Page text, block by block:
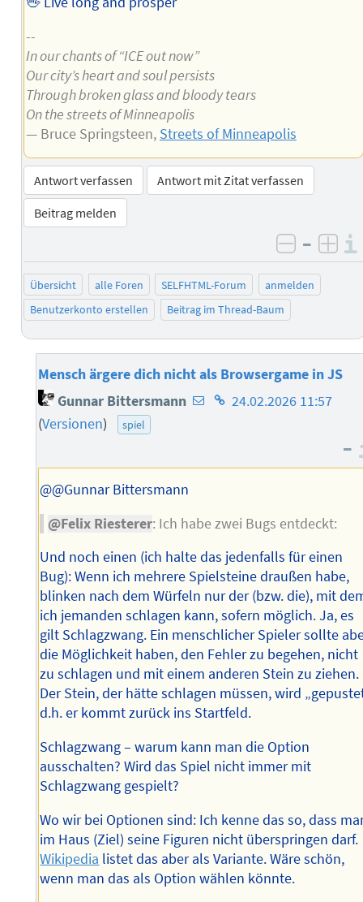
--
In our chants of “ICE out now”
Our city’s heart and soul persists
Through broken glass and bloody tears
On the streets of Minneapolis
— Bruce Springsteen, Streets of Minneapolis
Antwort verfassen
Antwort mit Zitat verfassen
Beitrag melden
negativ
–
Übersicht alle Foren SELFHTML-Forum
anmelden
Benutzerkonto erstellen
Beitrag im Thread-Baum
Mensch ärgere dich nicht als Browsergame in JS
Gunnar Bittersmann E-
des
Homepage
24.02.2026 11:57
(Versionen) spiel
–
@@Gunnar Bittersmann
@Felix Riesterer: Ich habe zwei Bugs entdeckt:
Und noch einen (ich halte das jedenfalls für einen
Bug): Wenn ich mehrere Spielsteine draußen habe,
blinken nach dem Würfeln nur der (bzw. die), mit
ich jemanden schlagen kann, sofern möglich. Ja, es
gilt Schlagzwang. Ein menschlicher Spieler sollte
die Möglichkeit haben, den Fehler zu begehen, nicht
zu schlagen und mit einem anderen Stein zu ziehen.
Der Stein, der hätte schlagen müssen, wird
d.h. er kommt zurück ins Startfeld.
Schlagzwang – warum kann man die Option
ausschalten? Wird das Spiel nicht immer mit
Schlagzwang gespielt?
Wo wir bei Optionen sind: Ich kenne das so, dass
im Haus (Ziel) seine Figuren nicht überspringen darf.
Wikipedia listet das aber als Variante. Wäre schön,
wenn man das als Option wählen könnte.